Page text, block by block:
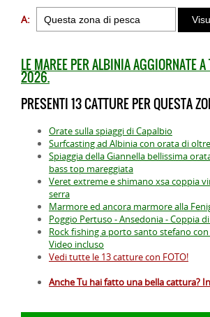
A:
LE MAREE PER ALBINIA AGGIORNATE
2026.
PRESENTI 13 CATTURE PER QUESTA
Orate sulla spiaggi di Capalbio
Surfcasting ad Albinia con orata di
Spiaggia della Giannella bellissima
bass top mareggiata
Veret extreme e shimano xsa coppia
serra
Marmore ed ancora marmore alla
Poggio Pertuso - Ansedonia - Coppia
Rock fishing a porto santo stefano con
Video incluso
Vedi tutte le 13 catture con FOTO!
Anche Tu hai fatto una bella cattura?